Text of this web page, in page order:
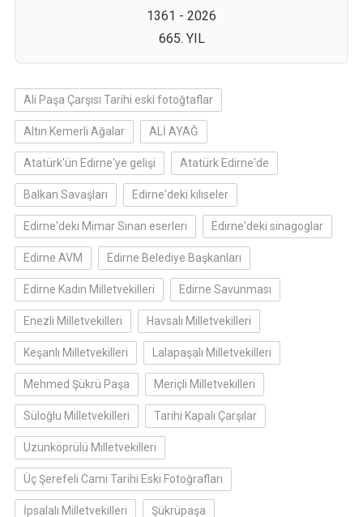
1361 - 2026
665. YIL
Ali Paşa Çarşısı Tarihi eski fotoğtaflar
Altın Kemerli Ağalar ALİ AYAĞ
Atatürk'ün Edirne'ye gelişi Atatürk Edirne'de
Balkan Savaşları Edirne'deki kiliseler
Edirne'deki Mimar Sinan eserleri Edirne'deki sinagoglar
Edirne AVM Edirne Belediye Başkanları
Edirne Kadın Milletvekilleri Edirne Savunması
Enezli Milletvekilleri Havsalı Milletvekilleri
Keşanlı Milletvekilleri Lalapaşalı Milletvekilleri
Mehmed Şükrü Paşa Meriçli Milletvekilleri
Süloğlu Milletvekilleri Tarihi Kapalı Çarşılar
Uzunköprülü Milletvekilleri
Üç Şerefeli Cami Tarihi Eski Fotoğrafları
İpsalalı Milletvekilleri Şükrüpaşa